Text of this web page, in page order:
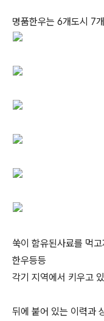
명품한우는 6개도시 7
쑥이 함유된사료를 먹
한우등등
각기 지역에서 키우고
뒤에 붙어 있는 이력과